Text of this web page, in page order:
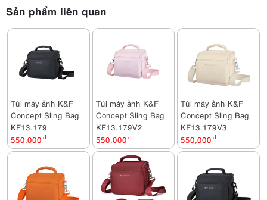
Sản phẩm liên quan
Túi máy ảnh K&F
Concept Sling Bag
KF13.179
550,000 đ
Túi máy ảnh K&F
Concept Sling Bag
KF13.179V2
550,000 đ
Túi máy ảnh K&F
Concept Sling Bag
KF13.179V3
550,000 đ